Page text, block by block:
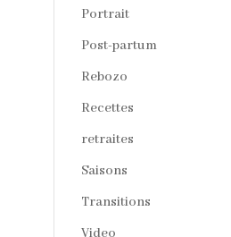
Portrait
Post-partum
Rebozo
Recettes
retraites
Saisons
Transitions
Video